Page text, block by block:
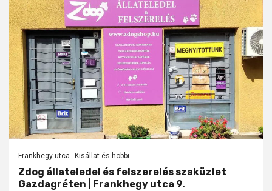
Frankhegy utca Kisállat és hobbi
Zdog állateledel és felszerelés szaküzlet
Gazdagréten | Frankhegy utca 9.